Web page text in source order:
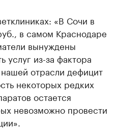
«В Сочи в
в самом Краснодаре
вынуждены
услуг из-за фактора
отрасли дефицит
некоторых редких
остается
невозможно провести